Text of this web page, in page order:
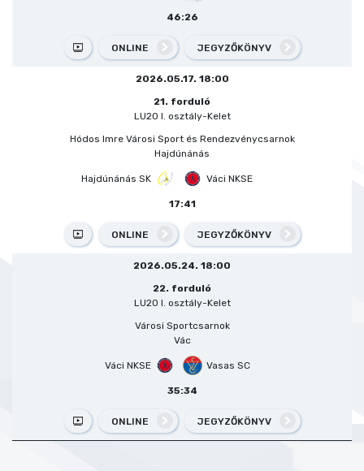
46:26
ONLINE JEGYZŐKÖNYV
2026.05.17. 18:00
21. forduló
LU20 I. osztály-Kelet
Hódos Imre Városi Sport és Rendezvénycsarnok
Hajdúnánás
Hajdúnánás SK Váci NKSE
17:41
ONLINE JEGYZŐKÖNYV
2026.05.24. 18:00
22. forduló
LU20 I. osztály-Kelet
Városi Sportcsarnok
Vác
Váci NKSE Vasas SC
35:34
ONLINE JEGYZŐKÖNYV